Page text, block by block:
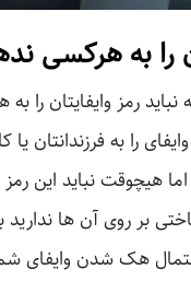
را به هرکسی
نباید رمز وایفایتان را
را به فرزندانتان یا
هیچوقت نباید این رمز
بر روی آن ها ندارید
هک شدن وایفای